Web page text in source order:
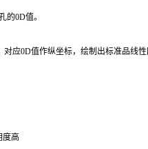
的0D值。
应0D值作纵坐标，绘制出标准品线
度高